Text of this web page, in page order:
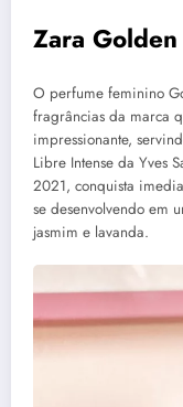
Zara
O perfume feminino
fragrâncias da marca
impressionante,
Libre Intense da Yves
2021, conquista
se desenvolvendo em
jasmim e lavanda.